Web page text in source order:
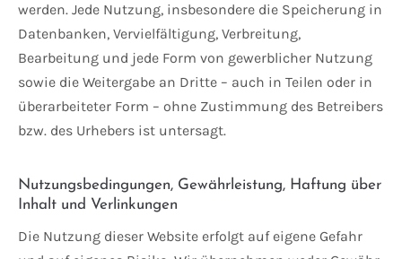
werden. Jede Nutzung, insbesondere die Speicherung in
Datenbanken, Vervielfältigung, Verbreitung,
Bearbeitung und jede Form von gewerblicher Nutzung
sowie die Weitergabe an Dritte – auch in Teilen oder in
überarbeiteter Form – ohne Zustimmung des Betreibers
bzw. des Urhebers ist untersagt.
Nutzungsbedingungen, Gewährleistung, Haftung über
Inhalt und Verlinkungen
Die Nutzung dieser Website erfolgt auf eigene Gefahr